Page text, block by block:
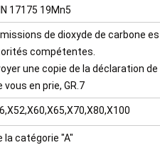
17175 19Mn5
de dioxyde de carbone
compétentes.
une copie de la déclaration
vous en prie, GR.7
la catégorie "A"